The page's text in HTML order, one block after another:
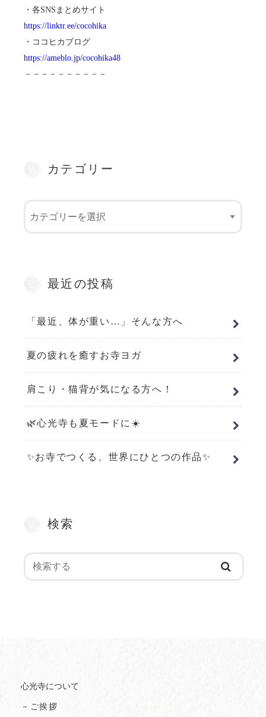
・各SNSまとめサイト
https://linktr.ee/cocohika
・ココヒカブログ
https://ameblo.jp/cocohika48
－－－－－－－－－－
カテゴリー
最近の投稿
「最近、体が重い…」そんな方へ
夏の疲れを癒すお寺ヨガ
肩こり・猫背が気になる方へ！
🌿心光寺も夏モードに☀️
✨お寺でつくる、世界にひとつの作品✨
検索
心光寺について
－ご挨拶